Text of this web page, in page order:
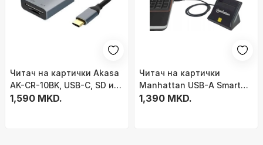
Читач на картички Akasa
AK-CR-10BK, USB-C, SD и
MicroSD, сив
1,590 MKD.
Читач на картички
Manhattan USB-A Smart
SIM, USB 2.0, 480 Mbps,
1,390 MKD.